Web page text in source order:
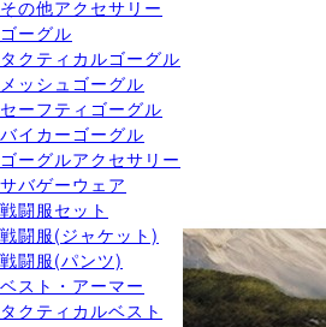
その他アクセサリー
ゴーグル
タクティカルゴーグル
メッシュゴーグル
セーフティゴーグル
バイカーゴーグル
ゴーグルアクセサリー
サバゲーウェア
戦闘服セット
戦闘服(ジャケット)
戦闘服(パンツ)
ベスト・アーマー
タクティカルベスト